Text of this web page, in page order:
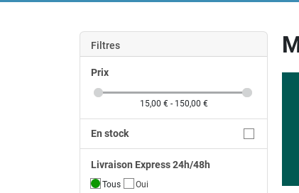
Filtres
Prix
15,00 € - 150,00 €
En stock
Livraison Express 24h/48h
Tous Oui